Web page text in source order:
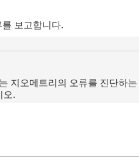
보고합니다.
지오메트리의 오류를 진단하
오.